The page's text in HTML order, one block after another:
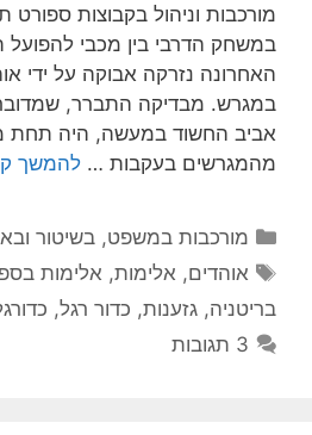
מורכבות וניהול בקבוצות ספורט
במשחק הדרבי בין מכבי
האחרונה נזרקה אבוקה על ידי
במגרש. מבדיקה התברר,
אביב החשוד במעשה, היה תחת
מהמגרשים בעקבות … להמשך
קטגוריות
מורכבות במשפט, בשיטור
תגיות
אוהדים, אלימות, אלימות
בריטניה, גזענות, כדור רגל,
3 תגובות